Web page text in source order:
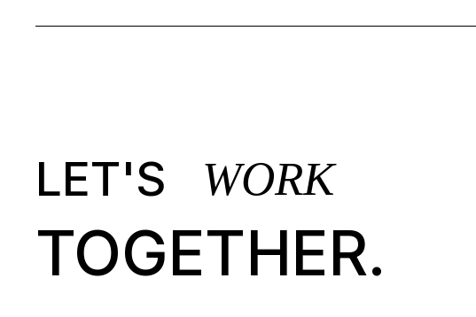
LET'S WORK
TOGETHER.